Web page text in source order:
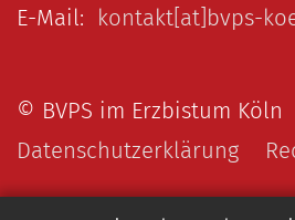
E-Mail:
kontakt[at]bvps-
© BVPS im Erzbistum Köln
Datenschutzerklärung